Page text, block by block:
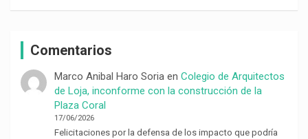
Comentarios
Marco Anibal Haro Soriaen Colegio de Arquitectos
de Loja, inconforme con la construcción de la
Plaza Coral
17/06/2026
Felicitaciones por la defensa de los impacto que podría